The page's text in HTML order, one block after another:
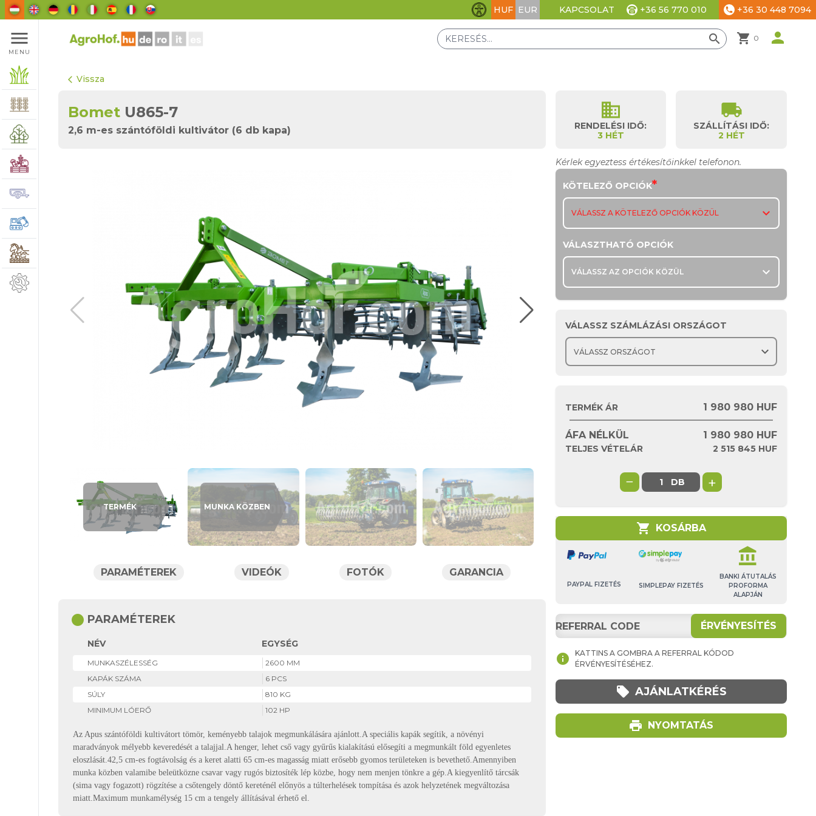
Akadálymentesítési beállítások
HUF EUR KAPCSOLAT +36 56 770 010 phone +36 30 448 7094
menu
MENU
search shopping_cart 0 person
arrow_back_ios Vissza
Bomet U865-7
2,6 m-es szántóföldi kultivátor (6 db kapa)
TERMÉK MUNKA KÖZBEN
PARAMÉTEREK VIDEÓK FOTÓK GARANCIA
Kérlek egyeztess értékesítőinkkel telefonon.
business
RENDELÉSI IDŐ:
3 HÉT
local_shipping
SZÁLLÍTÁSI IDŐ:
2 HÉT
KÖTELEZŐ OPCIÓK*
VÁLASSZ A KÖTELEZŐ OPCIÓK KÖZÜL expand_more
VÁLASZTHATÓ OPCIÓK
VÁLASSZ AZ OPCIÓK KÖZÜL expand_more
VÁLASSZ SZÁMLÁZÁSI ORSZÁGOT
expand_more
TERMÉK ÁR 1 980 980 HUF
ÁFA NÉLKÜL 1 980 980 HUF
TELJES VÉTELÁR 2 515 845 HUF
− DB +
shopping_cart KOSÁRBA
PAYPAL FIZETÉS SIMPLEPAY FIZETÉS
account_balance
BANKI ÁTUTALÁS
PROFORMA
ALAPJÁN
ÉRVÉNYESÍTÉS
info
KATTINS A GOMBRA A REFERRAL KÓDOD
ÉRVÉNYESÍTÉSÉHEZ.
local_offer AJÁNLATKÉRÉS
print NYOMTATÁS
circle PARAMÉTEREK
NÉV EGYSÉG
MUNKASZÉLESSÉG
2600 MM
KAPÁK SZÁMA
6 PCS
SÚLY
810 KG
MINIMUM LÓERŐ
102 HP
Az Apus szántóföldi kultivátort tömör, keményebb talajok megmunkálására ajánlott.A speciális kapák segítik, a növényi
maradványok mélyebb keveredését a talajjal.A henger, lehet cső vagy gyűrűs kialakítású elősegíti a megmunkált föld egyenletes
eloszlását.42,5 cm-es fogtávolság és a keret alatti 65 cm-es magasság miatt erősebb gyomos területeken is bevethető.Amennyiben
munka közben valamibe beleütközne csavar vagy rugós biztosíték lép közbe, hogy nem menjen tönkre a gép.A kiegyenlítő tárcsák
(sima vagy fogazott) rögzítése a csőtengely döntő kereténél előnyös a túlterhelések tompítása és azok helyzetének megváltozása
miatt.Maximum munkamélység 15 cm a tengely állításával érhető el.